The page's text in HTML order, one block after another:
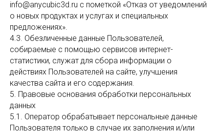
info@anycubic3d.ru с пометкой «Отказ от уведомлений
о новых продуктах и услугах и специальных
предложениях».
4.3. Обезличенные данные Пользователей,
собираемые с помощью сервисов интернет-
статистики, служат для сбора информации о
действиях Пользователей на сайте, улучшения
качества сайта и его содержания.
5. Правовые основания обработки персональных
данных
5.1. Оператор обрабатывает персональные данные
Пользователя только в случае их заполнения и/или